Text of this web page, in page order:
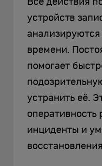
устройств
анализируются
времени.
помогает
устранить её.
оперативность
инциденты и